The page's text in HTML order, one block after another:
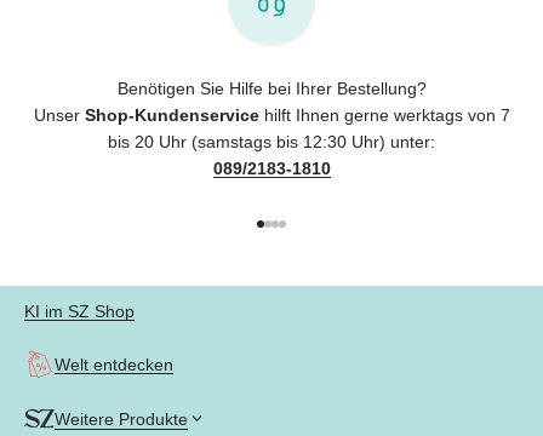
Benötigen Sie Hilfe bei Ihrer Bestellung?
Unser Shop-Kundenservicehilft Ihnen gerne werktags von 7
bis 20 Uhr (samstags bis 12:30 Uhr) unter:
089/2183-1810
KI im SZ Shop
Welt entdecken
Weitere Produkte